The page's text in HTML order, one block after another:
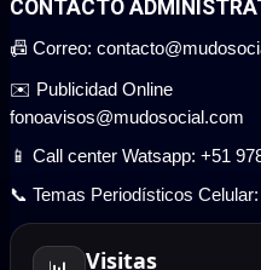
CONTACTO
📠 Correo:
✉️ Publicidad Online
fonoavisos@mudosocial.com
📱 Call center Watsapp: +51
📞 Temas Periodísticos
Visitas